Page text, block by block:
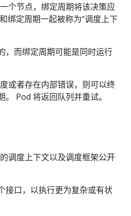
个节点，绑定周期将该决策应
绑定周期一起被称为“调度上下
，而绑定周期可能是同时运行
或者存在内部错误，则可以终
Pod 将返回队列并重试。
调度上下文以及调度框架公开
接口，以执行更为复杂或有状